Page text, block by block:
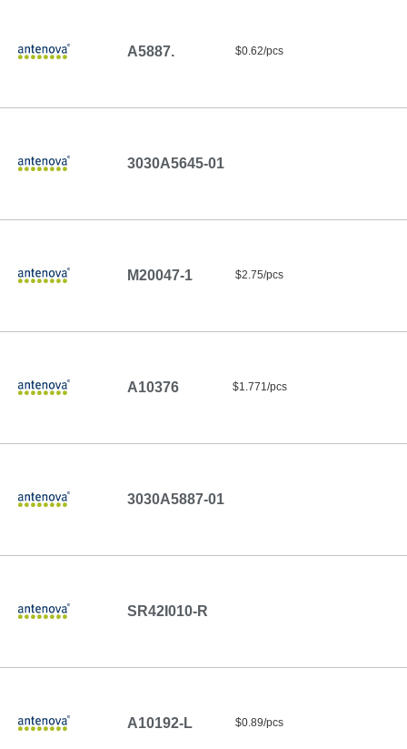
A5887. $0.62/pcs
3030A5645-01
M20047-1 $2.75/pcs
A10376 $1.771/pcs
3030A5887-01
SR42I010-R
A10192-L $0.89/pcs